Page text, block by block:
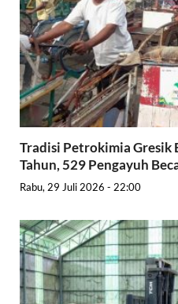
Tradisi Petrokimia Gresik
Tahun, 529 Pengayuh
Rabu, 29 Juli 2026 - 22:00